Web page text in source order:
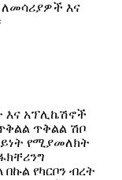
እና
እና አፕሊኬሽኖች
​​ጥቅልል ​​ሽቦ
የሚያመለክት
የካርቦን ብረት